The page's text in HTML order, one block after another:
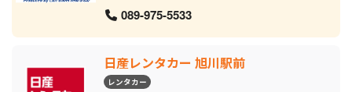
089-975-5533
日産レンタカー 旭川駅前
レンタカー